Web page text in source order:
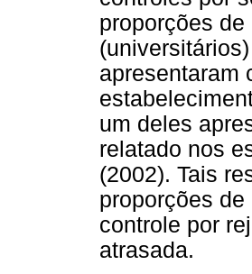
proporções
apresentaram
um deles
relatado nos
(2002). Tais
proporções
controle por
atrasada.